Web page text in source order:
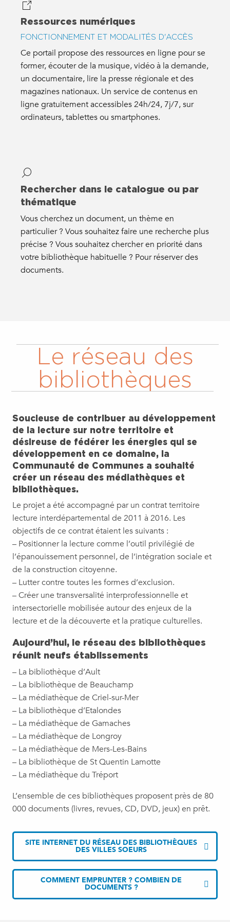
Ressources numériques
FONCTIONNEMENT ET MODALITÉS D'ACCÈS
Ce portail propose des ressources en ligne pour se
former, écouter de la musique, vidéo à la demande,
un documentaire, lire la presse régionale et des
magazines nationaux. Un service de contenus en
ligne gratuitement accessibles 24h/24, 7j/7, sur
ordinateurs, tablettes ou smartphones.
Rechercher dans le catalogue ou par
thématique
Vous cherchez un document, un thème en
particulier ? Vous souhaitez faire une recherche plus
précise ? Vous souhaitez chercher en priorité dans
votre bibliothèque habituelle ? Pour réserver des
documents.
Le réseau des
bibliothèques
Soucieuse de contribuer au développement
de la lecture sur notre territoire et
désireuse de fédérer les énergies qui se
développement en ce domaine, la
Communauté de Communes a souhaité
créer un réseau des médiathèques et
bibliothèques.
Le projet a été accompagné par un contrat territoire
lecture interdépartemental de 2011 à 2016. Les
objectifs de ce contrat étaient les suivants :
– Positionner la lecture comme l’outil privilégié de
l’épanouissement personnel, de l’intégration sociale et
de la construction citoyenne.
– Lutter contre toutes les formes d’exclusion.
– Créer une transversalité interprofessionnelle et
intersectorielle mobilisée autour des enjeux de la
lecture et de la découverte et la pratique culturelles.
Aujourd’hui, le réseau des bibliothèques
réunit neufs établissements
– La bibliothèque d’Ault
– La bibliothèque de Beauchamp
– La médiathèque de Criel-sur-Mer
– La bibliothèque d’Etalondes
– La médiathèque de Gamaches
– La médiathèque de Longroy
– La médiathèque de Mers-Les-Bains
– La bibliothèque de St Quentin Lamotte
– La médiathèque du Tréport
L’ensemble de ces bibliothèques proposent près de 80
000 documents (livres, revues, CD, DVD, jeux) en prêt.
SITE INTERNET DU RÉSEAU DES BIBLIOTHÈQUES
DES VILLES SOEURS
COMMENT EMPRUNTER ? COMBIEN DE
DOCUMENTS ?